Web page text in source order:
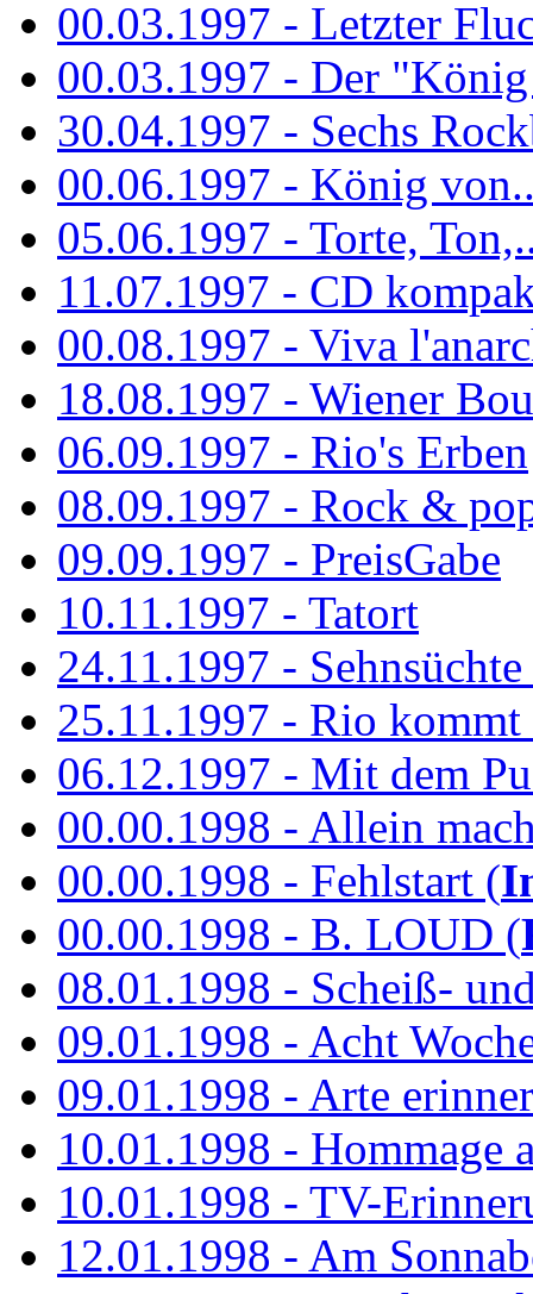
00.03.1997 - Letzter
00.03.1997 - Der
30.04.1997 - Sechs
00.06.1997 - König
05.06.1997 - Torte,
11.07.1997 - CD
00.08.1997 - Viva
18.08.1997 - Wiener
06.09.1997 - Rio's Erben
08.09.1997 - Rock &
09.09.1997 - PreisGabe
10.11.1997 - Tatort
24.11.1997 -
25.11.1997 - Rio kommt
06.12.1997 - Mit dem
00.00.1998 - Allein
00.00.1998 - Fehlstart (
00.00.1998 - B. LOUD (
08.01.1998 - Scheiß-
09.01.1998 - Acht
09.01.1998 - Arte
10.01.1998 - Hommage
10.01.1998 - TV-
12.01.1998 - Am